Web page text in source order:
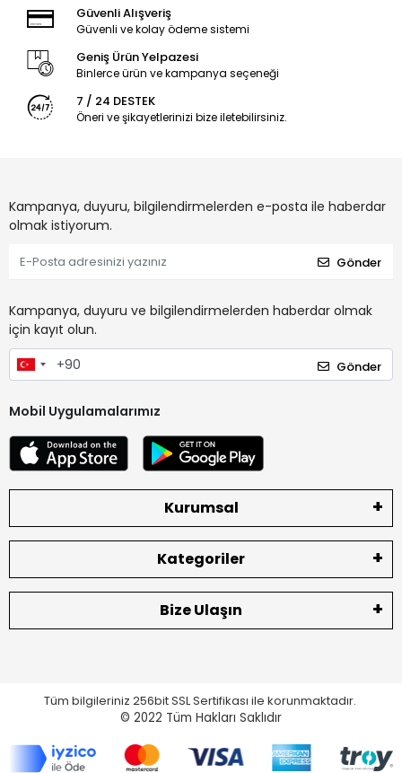
Güvenli Alışveriş
Güvenli ve kolay ödeme sistemi
Geniş Ürün Yelpazesi
Binlerce ürün ve kampanya seçeneği
7 / 24 DESTEK
Öneri ve şikayetlerinizi bize iletebilirsiniz.
Kampanya, duyuru, bilgilendirmelerden e-posta ile haberdar
olmak istiyorum.
Gönder
Kampanya, duyuru ve bilgilendirmelerden haberdar olmak
için kayıt olun.
Gönder
Mobil Uygulamalarımız
Kurumsal
Kategoriler
Bize Ulaşın
Tüm bilgileriniz 256bit SSL Sertifikası ile korunmaktadır.
© 2022 Tüm Hakları Saklıdır